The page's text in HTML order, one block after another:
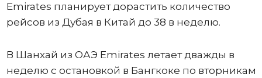
Emirates планирует дорастить количество
рейсов из Дубая в Китай до 38 в неделю.
В Шанхай из ОАЭ Emirates летает дважды в
неделю с остановкой в Бангкоке по вторникам